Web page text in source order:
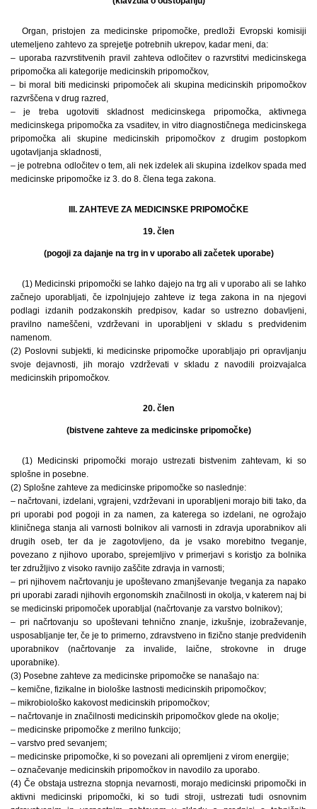
Organ, pristojen za medicinske pripomočke, predloži Evropski komisiji
utemeljeno zahtevo za sprejetje potrebnih ukrepov, kadar meni, da:
– uporaba razvrstitvenih pravil zahteva odločitev o razvrstitvi medicinskega
pripomočka ali kategorije medicinskih pripomočkov,
– bi moral biti medicinski pripomoček ali skupina medicinskih pripomočkov
razvrščena v drug razred,
– je treba ugotoviti skladnost medicinskega pripomočka, aktivnega
medicinskega pripomočka za vsaditev, in vitro diagnostičnega medicinskega
pripomočka ali skupine medicinskih pripomočkov z drugim postopkom
ugotavljanja skladnosti,
– je potrebna odločitev o tem, ali nek izdelek ali skupina izdelkov spada med
medicinske pripomočke iz 3. do 8. člena tega zakona.
III. ZAHTEVE ZA MEDICINSKE PRIPOMOČKE
19. člen
(pogoji za dajanje na trg in v uporabo ali začetek uporabe)
(1) Medicinski pripomočki se lahko dajejo na trg ali v uporabo ali se lahko
začnejo uporabljati, če izpolnjujejo zahteve iz tega zakona in na njegovi
podlagi izdanih podzakonskih predpisov, kadar so ustrezno dobavljeni,
pravilno nameščeni, vzdrževani in uporabljeni v skladu s predvidenim
namenom.
(2) Poslovni subjekti, ki medicinske pripomočke uporabljajo pri opravljanju
svoje dejavnosti, jih morajo vzdrževati v skladu z navodili proizvajalca
medicinskih pripomočkov.
20. člen
(bistvene zahteve za medicinske pripomočke)
(1) Medicinski pripomočki morajo ustrezati bistvenim zahtevam, ki so
splošne in posebne.
(2) Splošne zahteve za medicinske pripomočke so naslednje:
– načrtovani, izdelani, vgrajeni, vzdrževani in uporabljeni morajo biti tako, da
pri uporabi pod pogoji in za namen, za katerega so izdelani, ne ogrožajo
kliničnega stanja ali varnosti bolnikov ali varnosti in zdravja uporabnikov ali
drugih oseb, ter da je zagotovljeno, da je vsako morebitno tveganje,
povezano z njihovo uporabo, sprejemljivo v primerjavi s koristjo za bolnika
ter združljivo z visoko ravnijo zaščite zdravja in varnosti;
– pri njihovem načrtovanju je upoštevano zmanjševanje tveganja za napako
pri uporabi zaradi njihovih ergonomskih značilnosti in okolja, v katerem naj bi
se medicinski pripomoček uporabljal (načrtovanje za varstvo bolnikov);
– pri načrtovanju so upoštevani tehnično znanje, izkušnje, izobraževanje,
usposabljanje ter, če je to primerno, zdravstveno in fizično stanje predvidenih
uporabnikov (načrtovanje za invalide, laične, strokovne in druge
uporabnike).
(3) Posebne zahteve za medicinske pripomočke se nanašajo na:
– kemične, fizikalne in biološke lastnosti medicinskih pripomočkov;
– mikrobiološko kakovost medicinskih pripomočkov;
– načrtovanje in značilnosti medicinskih pripomočkov glede na okolje;
– medicinske pripomočke z merilno funkcijo;
– varstvo pred sevanjem;
– medicinske pripomočke, ki so povezani ali opremljeni z virom energije;
– označevanje medicinskih pripomočkov in navodilo za uporabo.
(4) Če obstaja ustrezna stopnja nevarnosti, morajo medicinski pripomočki in
aktivni medicinski pripomočki, ki so tudi stroji, ustrezati tudi osnovnim